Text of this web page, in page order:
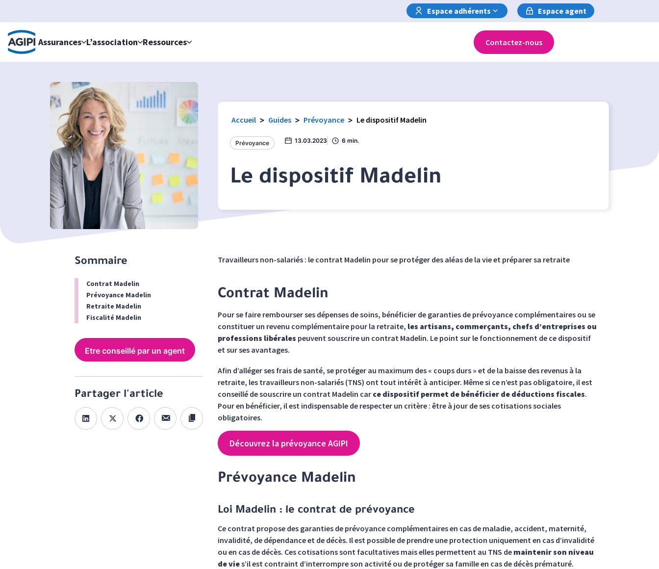
Espace adhérents
Espace agent
Accès au menu
Accès au contenu principal
Assurances L’association Ressources Contactez-nous
Accueil > Guides > Prévoyance > Le dispositif Madelin
Prévoyance 13.03.2023 6 min.
Le dispositif Madelin
Sommaire
Contrat Madelin
Prévoyance Madelin
Retraite Madelin
Fiscalité Madelin
Etre conseillé par un agent
Partager l'article
Travailleurs non-salariés : le contrat Madelin pour se protéger des aléas de la vie et préparer sa retraite
Contrat Madelin
Pour se faire rembourser ses dépenses de soins, bénéficier de garanties de prévoyance complémentaires ou se
constituer un revenu complémentaire pour la retraite, les artisans, commerçants, chefs d’entreprises ou
professions libérales peuvent souscrire un contrat Madelin. Le point sur le fonctionnement de ce dispositif
et sur ses avantages.
Afin d’alléger ses frais de santé, se protéger au maximum des « coups durs » et de la baisse des revenus à la
retraite, les travailleurs non-salariés (TNS) ont tout intérêt à anticiper. Même si ce n’est pas obligatoire, il est
conseillé de souscrire un contrat Madelin car ce dispositif permet de bénéficier de déductions fiscales.
Pour en bénéficier, il est indispensable de respecter un critère : être à jour de ses cotisations sociales
obligatoires.
Découvrez la prévoyance AGIPI
Prévoyance Madelin
Loi Madelin : le contrat de prévoyance
Ce contrat propose des garanties de prévoyance complémentaires en cas de maladie, accident, maternité,
invalidité, de dépendance et de décès. Il est possible de prendre une protection uniquement en cas d’invalidité
ou en cas de décès. Ces cotisations sont facultatives mais elles permettent au TNS de maintenir son niveau
de vies’il est contraint d’interrompre son activité ou de protéger sa famille en cas de décès prématuré.